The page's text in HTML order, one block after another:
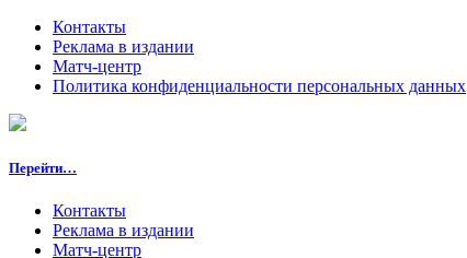
Контакты
Реклама в издании
Матч-центр
Политика конфиденциальности персональных данных
Перейти…
Контакты
Реклама в издании
Матч-центр